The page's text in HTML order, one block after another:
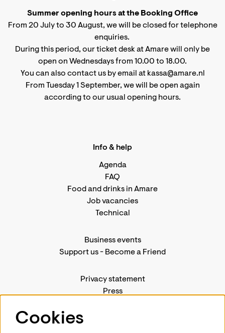
Summer opening hours at the Booking Office
From 20 July to 30 August, we will be closed for telephone
enquiries.
During this period, our ticket desk at Amare will only be
open on Wednesdays from 10.00 to 18.00.
You can also contact us by email at kassa@amare.nl
From Tuesday 1 September, we will be open again
according to our usual opening hours.
Info & help
Agenda
FAQ
Food and drinks in Amare
Job vacancies
Technical
Business events
Support us- Become a Friend
Privacy statement
Press
Cookies